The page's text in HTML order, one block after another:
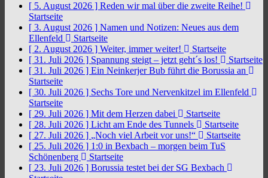
[ 5. August 2026 ] Reden wir mal über die zweite Reihe!
Startseite
[ 3. August 2026 ] Namen und Notizen: Neues aus dem
Ellenfeld
Startseite
[ 2. August 2026 ] Weiter, immer weiter!
Startseite
[ 31. Juli 2026 ] Spannung steigt – jetzt geht´s los!
Startseite
[ 31. Juli 2026 ] Ein Neinkerjer Bub führt die Borussia an
Startseite
[ 30. Juli 2026 ] Sechs Tore und Nervenkitzel im Ellenfeld
Startseite
[ 29. Juli 2026 ] Mit dem Herzen dabei
Startseite
[ 28. Juli 2026 ] Licht am Ende des Tunnels
Startseite
[ 27. Juli 2026 ] „Noch viel Arbeit vor uns!“
Startseite
[ 25. Juli 2026 ] 1:0 in Bexbach – morgen beim TuS
Schönenberg
Startseite
[ 23. Juli 2026 ] Borussia testet bei der SG Bexbach